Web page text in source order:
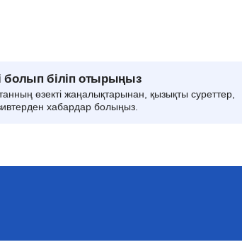
болып біліп отырыңыз
өзекті жаңалықтарынан, қызықты суреттер,
хабардар болыңыз.